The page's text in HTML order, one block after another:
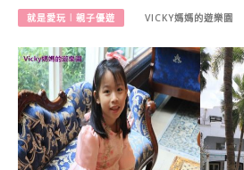
就是愛玩︱親子優遊 VICKY媽媽的遊樂園